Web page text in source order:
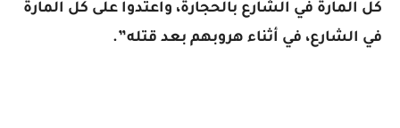
كل المارة في الشارع بالحجارة، واعتدوا على كل المارة
في الشارع، في أثناء هروبهم بعد قتله”.